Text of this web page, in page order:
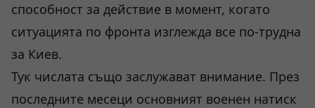
способност за действие в момент, когато
ситуацията по фронта изглежда все по-трудна
за Киев.
Тук числата също заслужават внимание. През
последните месеци основният военен натиск